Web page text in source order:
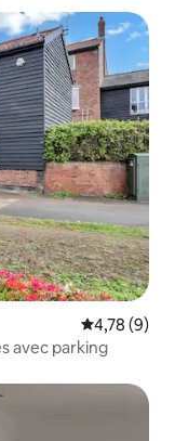
Évaluation
4,78 (9)
avec parking